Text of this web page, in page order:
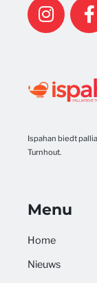
Ispahan biedt
Turnhout.
Menu
Home
Nieuws